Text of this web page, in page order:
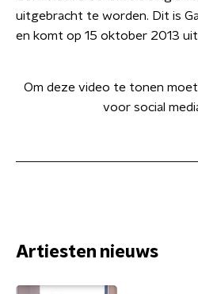
uitgebracht te worden. Dit is
en komt op 15 oktober 2013
Om deze video te tonen
voor social
Artiesten nieuws